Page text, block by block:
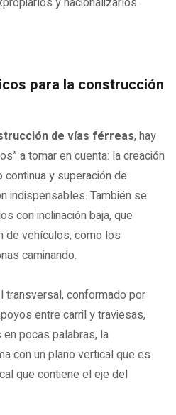
para la construcción
de vías férreas, hay
a tomar en cuenta: la creación
y superación de
indispensables. También se
con inclinación baja, que
de vehículos, como los
caminando.
conformado por
entre carril y traviesas,
pocas palabras, la
con un plano vertical que es
que contiene el eje del